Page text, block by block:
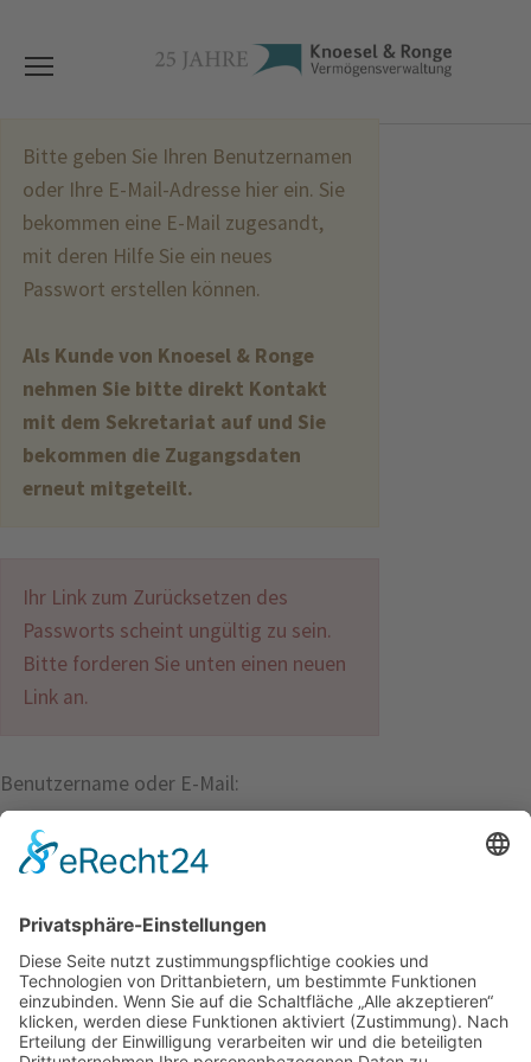
Bitte geben Sie Ihren Benutzernamen
oder Ihre E-Mail-Adresse hier ein. Sie
bekommen eine E-Mail zugesandt,
mit deren Hilfe Sie ein neues
Passwort erstellen können.
Als Kunde von Knoesel & Ronge
nehmen Sie bitte direkt Kontakt
mit dem Sekretariat auf und Sie
bekommen die Zugangsdaten
erneut mitgeteilt.
Ihr Link zum Zurücksetzen des
Passworts scheint ungültig zu sein.
Bitte forderen Sie unten einen neuen
Link an.
Benutzername oder E-Mail:
FAQ